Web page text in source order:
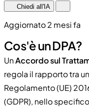
Chiedi all'IA
Aggiornato 2 mesi fa
Cos'è un DPA?
UnAccordo sul
regola il rapporto tra un
Regolamento (UE)
(GDPR), nello